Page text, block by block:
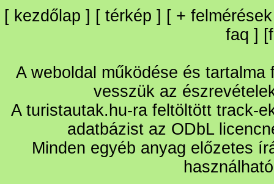
[ kezdőlap ] [ térkép ] [ + felmérések
faq ] [
A weboldal működése és
vesszük az
A turistautak.hu-ra feltöltött track-
adatbázist az ODbL
Minden egyéb anyag előzetes